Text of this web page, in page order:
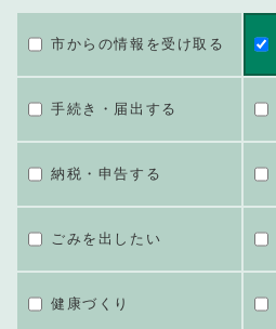
市からの情報を受け取る
手続き・届出する
納税・申告する
ごみを出したい
健康づくり